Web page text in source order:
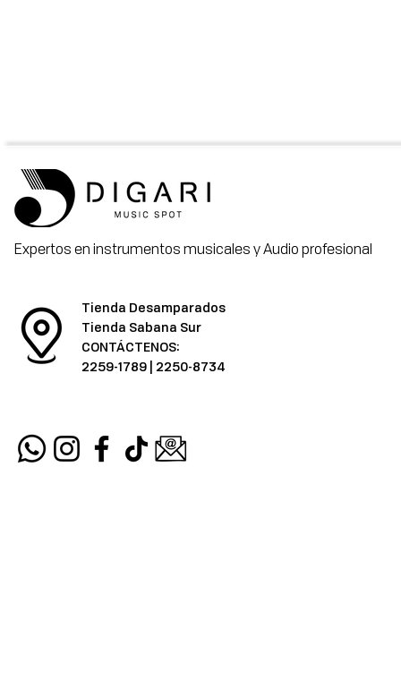
Expertos en instrumentos musicales y Audio profesional
Tienda Desamparados
Tienda Sabana Sur
CONTÁCTENOS:
2259-1789 | 2250-8734